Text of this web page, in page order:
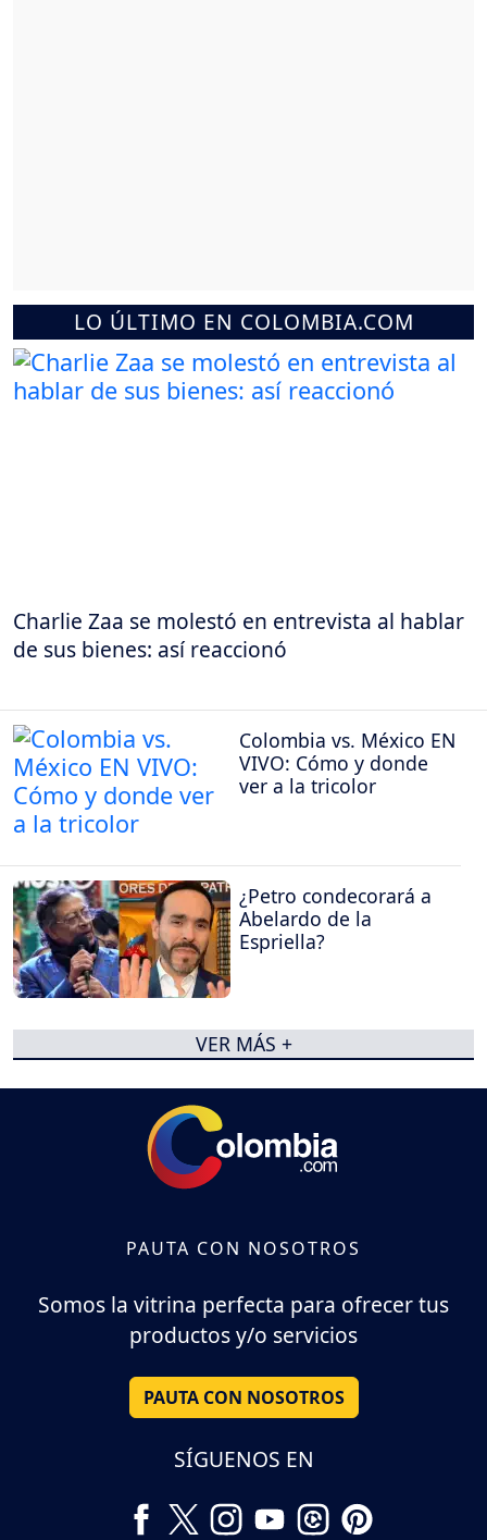
LO ÚLTIMO EN COLOMBIA.COM
Charlie Zaa se molestó en entrevista al hablar
de sus bienes: así reaccionó
Colombia vs. México EN
VIVO: Cómo y donde
ver a la tricolor
¿Petro condecorará a
Abelardo de la
Espriella?
VER MÁS +
PAUTA CON NOSOTROS
Somos la vitrina perfecta para ofrecer tus
productos y/o servicios
PAUTA CON NOSOTROS
SÍGUENOS EN